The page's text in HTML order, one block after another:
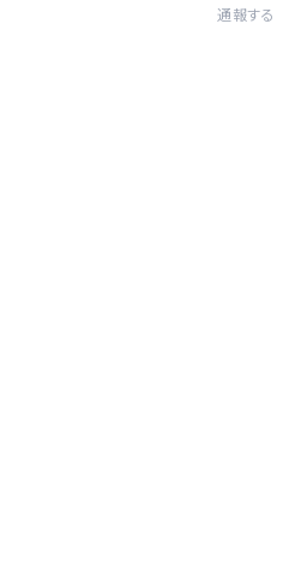
通報する